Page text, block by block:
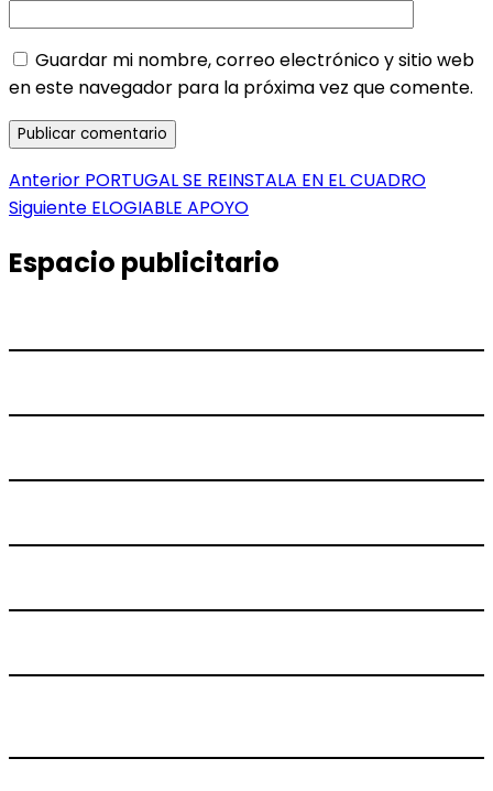
Guardar mi nombre, correo electrónico y sitio web
en este navegador para la próxima vez que comente.
Navegación
de
entradas
Anterior Entrada
anterior:
PORTUGAL SE REINSTALA EN EL CUADRO
Siguiente Entrada
ELOGIABLE APOYO
Espacio publicitario